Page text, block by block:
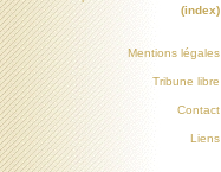
(index)
Mentions légales
Tribune libre
Contact
Liens